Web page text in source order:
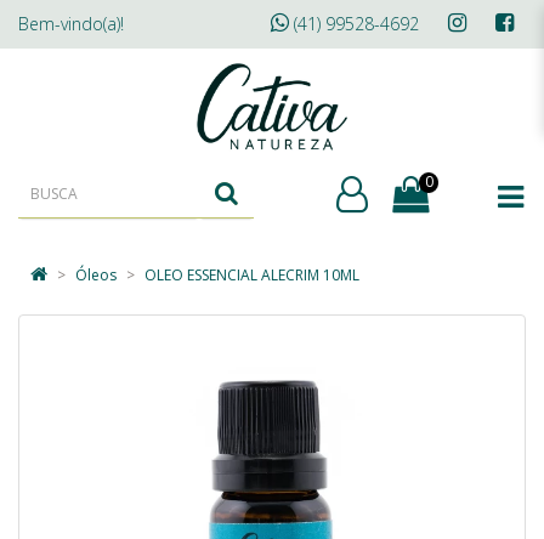
Bem-vindo(a)! (41) 99528-4692
0
Óleos OLEO ESSENCIAL ALECRIM 10ML